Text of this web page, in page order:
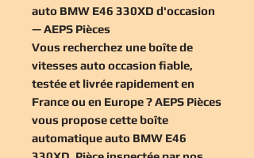
auto BMW E46 330XD d'occasion
— AEPS Pièces
Vous recherchez une boîte de
vitesses auto occasion fiable,
testée et livrée rapidement en
France ou en Europe ? AEPS Pièces
vous propose cette boîte
automatique auto BMW E46